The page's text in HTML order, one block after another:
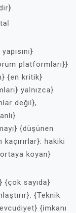
platformları}}
{en kritik}
yalnızca}
değil},
{düşünen
hakiki
koyan}
sayıda}
{Teknik
{imkanı